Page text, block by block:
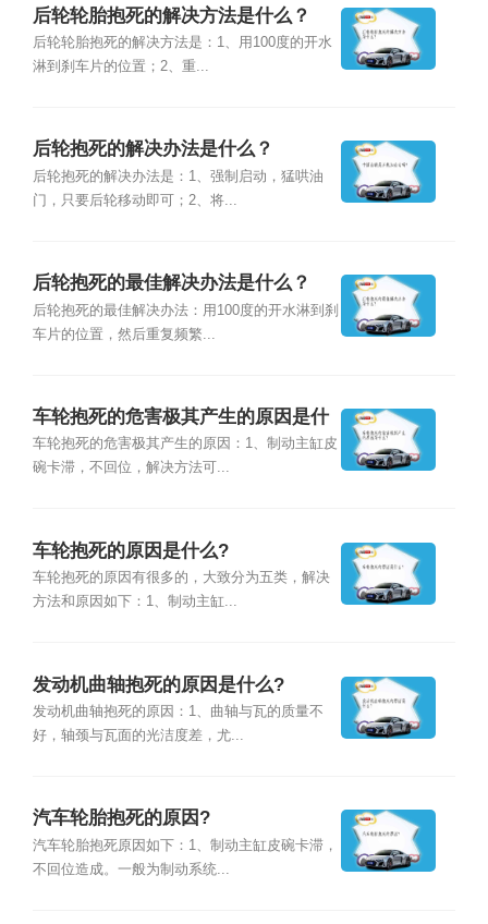
后轮轮胎抱死的解决方法是什么？
后轮轮胎抱死的解决方法是：1、用100度的开水
淋到刹车片的位置；2、重...
后轮抱死的解决办法是什么？
后轮抱死的解决办法是：1、强制启动，猛哄油
门，只要后轮移动即可；2、将...
后轮抱死的最佳解决办法是什么？
后轮抱死的最佳解决办法：用100度的开水淋到刹
车片的位置，然后重复频繁...
车轮抱死的危害极其产生的原因是什
么?
车轮抱死的危害极其产生的原因：1、制动主缸皮
碗卡滞，不回位，解决方法可...
车轮抱死的原因是什么?
车轮抱死的原因有很多的，大致分为五类，解决
方法和原因如下：1、制动主缸...
发动机曲轴抱死的原因是什么?
发动机曲轴抱死的原因：1、曲轴与瓦的质量不
好，轴颈与瓦面的光洁度差，尤...
汽车轮胎抱死的原因?
汽车轮胎抱死原因如下：1、制动主缸皮碗卡滞，
不回位造成。一般为制动系统...